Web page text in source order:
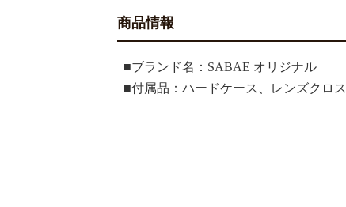
商品情報
■ブランド名：SABAE オリジナル
■付属品：ハードケース、レンズクロス